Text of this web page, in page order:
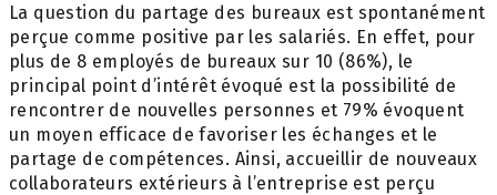
La question du partage des bureaux est spontanément
perçue comme positive par les salariés. En effet, pour
plus de 8 employés de bureaux sur 10 (86%), le
principal point d’intérêt évoqué est la possibilité de
rencontrer de nouvelles personnes et 79% évoquent
un moyen efficace de favoriser les échanges et le
partage de compétences. Ainsi, accueillir de nouveaux
collaborateurs extérieurs à l’entreprise est perçu